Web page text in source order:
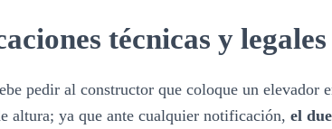
técnicas y legales
pedir al constructor que coloque un elevador
altura; ya que ante cualquier notificación, el